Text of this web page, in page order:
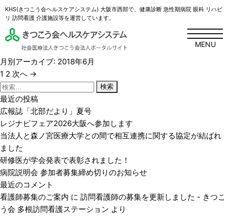
KHS(きつこう会ヘルスケアシステム) 大阪市西部で、健康診断 急性期病院 眼科 リハビ
リ 訪問看護 介護施設等を運営しています。
MENU
月別アーカイブ: 2018年6月
投
稿
ナ
ビ
ゲ
ー
シ
ョ
ン
1 2 次へ →
検
索:
最近の投稿
広報誌「北部だより」夏号
レジナビフェア2026大阪へ参加します
当法人と森ノ宮医療大学との間で相互連携に関する協定が結ばれ
ました
研修医が学会発表で表彰されました！
病院説明会 参加者募集締め切りのお知らせ
最近のコメント
看護師募集のご案内 に 訪問看護師の募集を更新しました - きつこ
う会 多根訪問看護ステーション より